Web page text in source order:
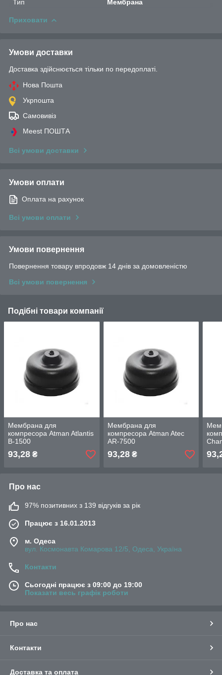
Тип
Мембрана
Приховати
Умови доставки
Доставка здійснюється тільки по передоплаті.
Нова Пошта
Укрпошта
Самовивіз
Meest ПОШТА
Всі умови доставки
Умови оплати
Оплата на рахунок
Всі умови оплати
Умови повернення
Повернення товару впродовж 14 днів за домовленістю
Всі умови повернення
Подібні товари компанії
Мембрана для
компресора Atman Atlantis
B-1500
93,28 ₴
Мембрана для
компресора Atman Atec
AR-7500
93,28₴
Про нас
97% позитивних з 139 відгуків за рік
Працює з 16.01.2013
м. Одеса
вул. Космонавта Комарова 12/5, Одеса, Україна
Контакти
Сьогодні працює з 09:00 до 19:00
Показати весь графік роботи
Про нас
Контакти
Доставка та оплата